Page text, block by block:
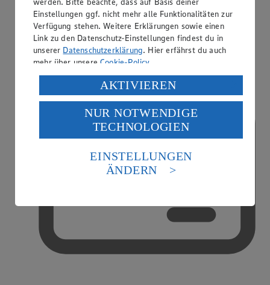
EDEKA smart
Einstellungen ggf. nicht mehr alle Funktionalitäten zur
Verfügung stehen. Weitere Erklärungen sowie einen
Link zu den Datenschutz-Einstellungen findest du in
unserer Datenschutzerklärung. Hier erfährst du auch
mehr über unsereCookie-Policy.
Verarbeitung deiner personenbezogenen Daten in den
USA durch Facebook und YouTube:
Wenn du auf „Aktivieren“ klickst, willigst du im Sinne
des Art. 49 Abs. 1 Satz 1 lit. a) DSGVO ein, dass deine
Daten in den USA verarbeitet werden. Der EuGH sieht
die USA als Land mit einem nach europäischen
Standards nicht angemessenen Datenschutzniveau an.
Es besteht das Risiko eines Zugriffs durch US-
Informationen zum Herausgeber der Seite findest du
AKTIVIEREN
NUR NOTWENDIGE
TECHNOLOGIEN
EINSTELLUNGEN
ÄNDERN